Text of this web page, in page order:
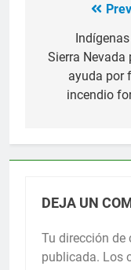
entradas
Sierra Nevada
ayuda por
incendio
DEJA UN
Tu dirección de
publicada. Los